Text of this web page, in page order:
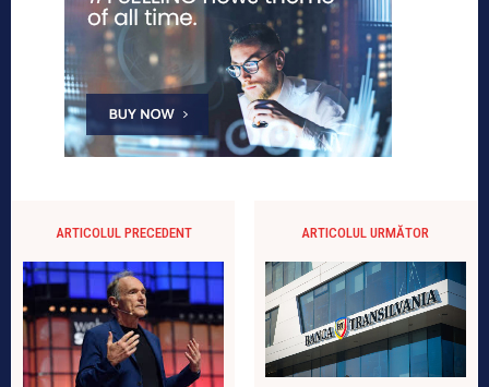
ARTICOLUL PRECEDENT ARTICOLUL URMĂTOR